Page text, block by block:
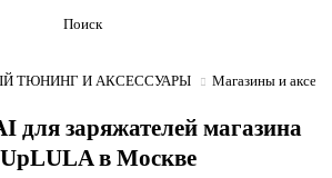
ТЮНИНГ И АКСЕССУАРЫ Магазины и
для заряжателей магазина
в Москве